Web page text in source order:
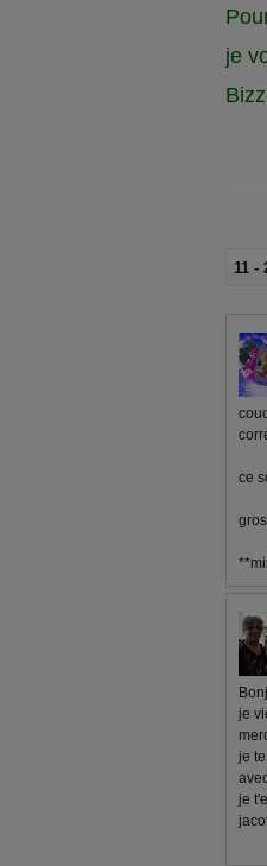
je
11 -
ce
je
je
je